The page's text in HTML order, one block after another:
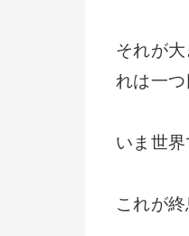
それが
れは一
いま世
これが